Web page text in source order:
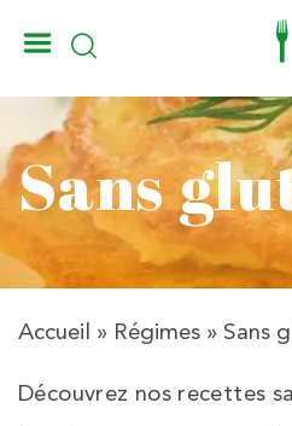
Sans
Accueil » Régimes » Sans
Découvrez nos recettes